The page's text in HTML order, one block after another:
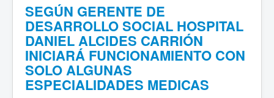
SEGÚN GERENTE DE
DESARROLLO SOCIAL HOSPITAL
DANIEL ALCIDES CARRIÓN
INICIARÁ FUNCIONAMIENTO CON
SOLO ALGUNAS
ESPECIALIDADES MEDICAS